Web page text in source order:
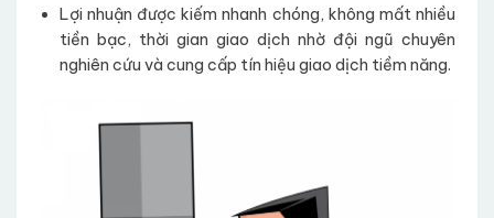
Lợi nhuận được kiếm nhanh chóng, không mất nhiều
tiền bạc, thời gian giao dịch nhờ đội ngũ chuyên
nghiên cứu và cung cấp tín hiệu giao dịch tiềm năng.